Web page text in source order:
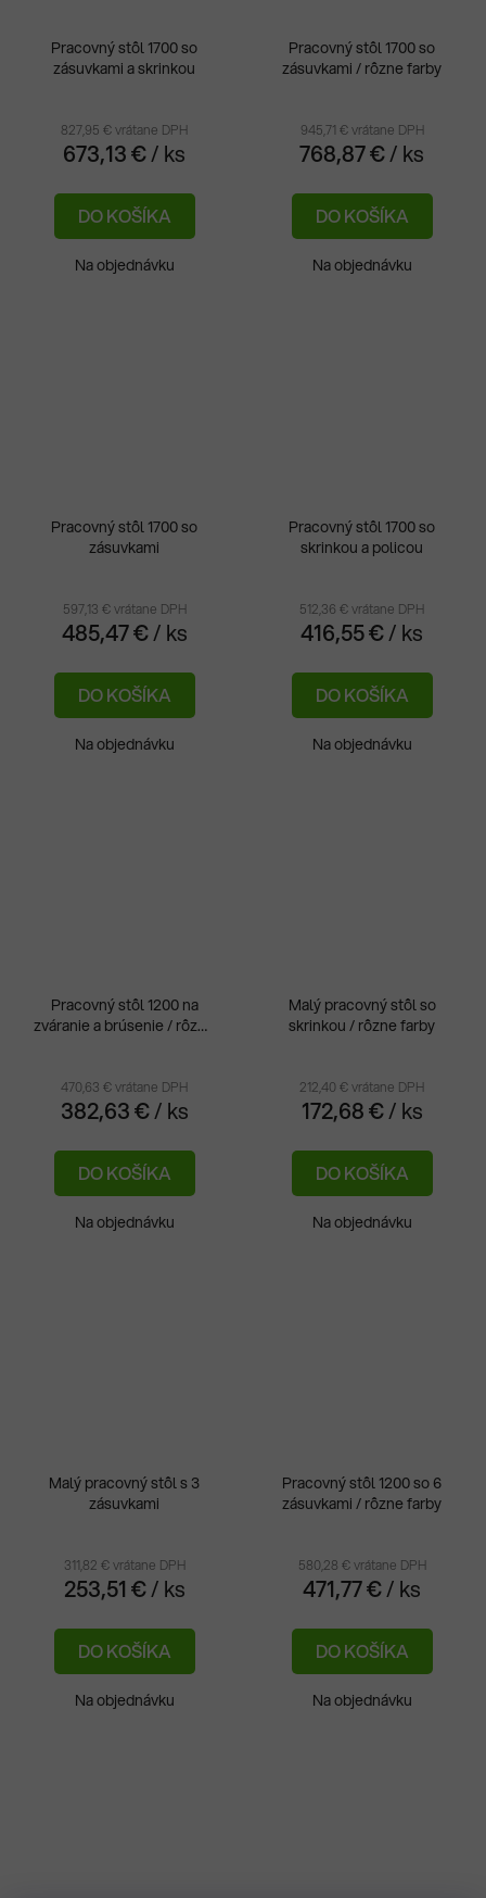
Pracovný stôl 1700 so
zásuvkami a skrinkou
827,95 € vrátane DPH
673,13 €/ ks
DO KOŠÍKA
Na objednávku
Pracovný stôl 1700 so
zásuvkami / rôzne farby
945,71 € vrátane DPH
768,87 €/ ks
DO KOŠÍKA
Na objednávku
Pracovný stôl 1700 so
zásuvkami
597,13 € vrátane DPH
485,47 €/ ks
DO KOŠÍKA
Na objednávku
Pracovný stôl 1700 so
skrinkou a policou
512,36 € vrátane DPH
416,55 €/ ks
DO KOŠÍKA
Na objednávku
Pracovný stôl 1200 na
zváranie a brúsenie / rôzne
470,63 € vrátane DPH
382,63 €/ ks
DO KOŠÍKA
Na objednávku
Malý pracovný stôl so
skrinkou / rôzne farby
212,40 € vrátane DPH
172,68 €/ ks
DO KOŠÍKA
Na objednávku
Malý pracovný stôl s 3
zásuvkami
311,82 € vrátane DPH
253,51 €/ ks
DO KOŠÍKA
Na objednávku
Pracovný stôl 1200 so 6
zásuvkami / rôzne farby
580,28 € vrátane DPH
471,77 €/ ks
DO KOŠÍKA
Na objednávku